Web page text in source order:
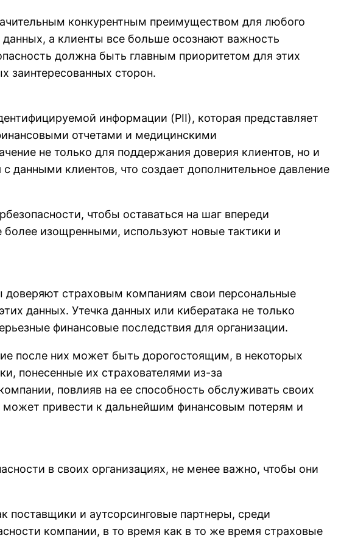
конкурентным преимуществом для любого
а клиенты все больше осознают важность
должна быть главным приоритетом для этих
заинтересованных сторон.
информации (PII), которая представляет
отчетами и медицинскими
не только для поддержания доверия клиентов, но и
клиентов, что создает дополнительное давление
чтобы оставаться на шаг впереди
более изощренными, используют новые тактики и
доверяют страховым компаниям свои персональные
данных. Утечка данных или кибератака не только
финансовые последствия для организации.
после них может быть дорогостоящим, в некоторых
понесенные их страхователями из-за
повлияв на ее способность обслуживать своих
может привести к дальнейшим финансовым потерям и
в своих организациях, не менее важно, чтобы они
поставщики и аутсорсинговые партнеры, среди
компании, в то время как в то же время страховые